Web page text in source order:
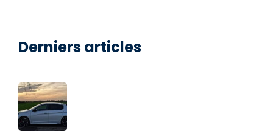
Derniers articles